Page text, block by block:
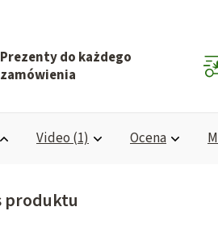
Prezenty do każdego
zamówienia
Video (1) Ocena